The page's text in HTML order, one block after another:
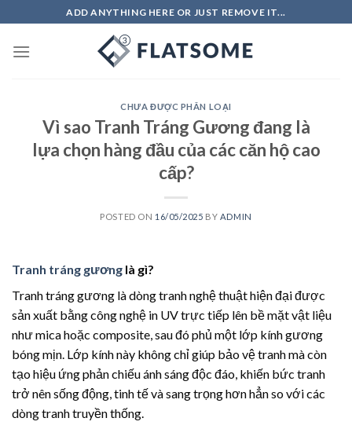
to
content
ADD ANYTHING HERE OR JUST REMOVE IT...
CHƯA ĐƯỢC PHÂN LOẠI
Vì sao Tranh Tráng Gương đang là
lựa chọn hàng đầu của các căn hộ cao
cấp?
POSTED ON 16/05/2025 BY ADMIN
Tranh tráng gương là gì?
Tranh tráng gương là dòng tranh nghệ thuật hiện đại được
sản xuất bằng công nghệ in UV trực tiếp lên bề mặt vật liệu
như mica hoặc composite, sau đó phủ một lớp kính gương
bóng mịn. Lớp kính này không chỉ giúp bảo vệ tranh mà còn
tạo hiệu ứng phản chiếu ánh sáng độc đáo, khiến bức tranh
trở nên sống động, tinh tế và sang trọng hơn hẳn so với các
dòng tranh truyền thống.